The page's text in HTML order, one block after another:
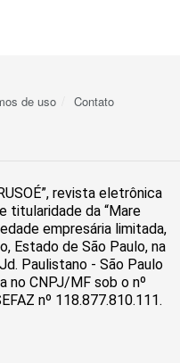
de uso Contato
revista eletrônica
titularidade da “Mare
empresária limitada,
Estado de São Paulo, na
Paulistano - São Paulo
no CNPJ/MF sob o nº
nº 118.877.810.111.